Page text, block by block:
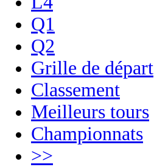
Q1
Q2
Grille de départ
Classement
Meilleurs tours
Championnats
>>